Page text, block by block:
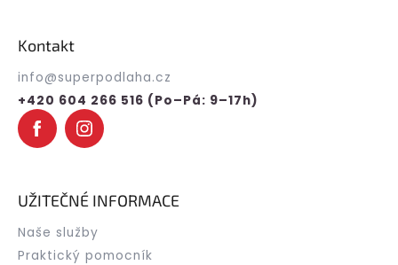
Kontakt
info@superpodlaha.cz
+420 604 266 516 (Po–Pá: 9–17h)
UŽITEČNÉ INFORMACE
Naše služby
Praktický pomocník